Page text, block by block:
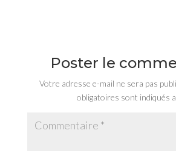
Poster le
Votre adresse e-mail ne sera pas
obligatoires sont indiqués